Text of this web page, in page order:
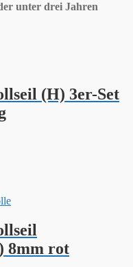
unter drei Jahren
(H) 3er-Set
8mm rot